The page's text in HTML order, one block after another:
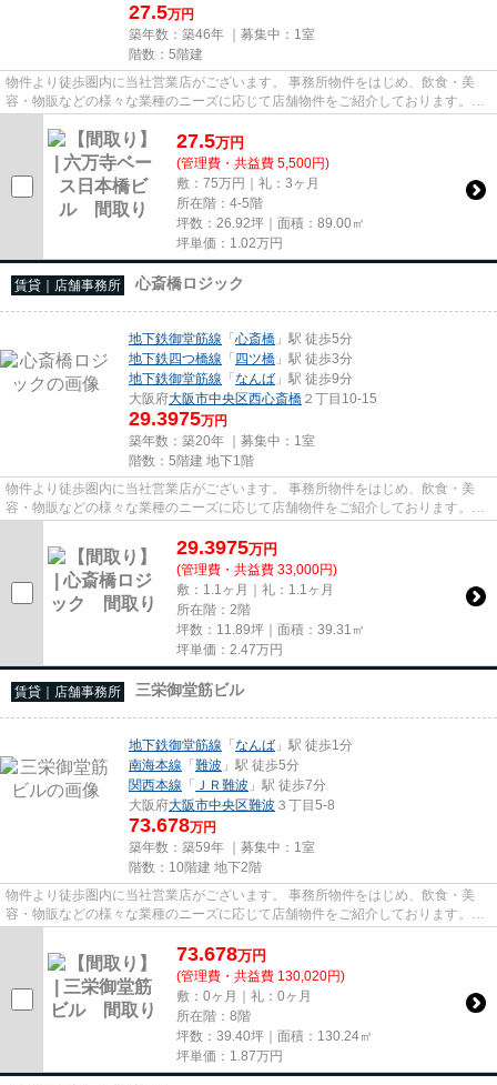
27.5万円
築年数：築46年 ｜募集中： 1室
階数：5階建
物件より徒歩圏内に当社営業店がございます。 事務所物件をはじめ、飲食・美
容・物販などの様々な業種のニーズに応じて店舗物件をご紹介しております。
尚、弊社ではおとり広告は一切...
27.5万円
(管理費・共益費 5,500円)
敷：75万円｜礼：3ヶ月
所在階：4-5階
坪数：26.92坪｜面積：89.00㎡
坪単価： 1.02万円
賃貸｜店舗事務所 心斎橋ロジック
地下鉄御堂筋線 「心斎橋 」駅 徒歩5分
地下鉄四つ橋線 「四ツ橋 」駅 徒歩3分
地下鉄御堂筋線 「なんば 」駅 徒歩9分
大阪府大阪市中央区西心斎橋 ２丁目10-15
29.3975万円
築年数：築20年 ｜募集中： 1室
階数：5階建 地下1階
物件より徒歩圏内に当社営業店がございます。 事務所物件をはじめ、飲食・美
容・物販などの様々な業種のニーズに応じて店舗物件をご紹介しております。
尚、弊社ではおとり広告は一切...
29.3975万円
(管理費・共益費 33,000円)
敷：1.1ヶ月｜礼：1.1ヶ月
所在階：2階
坪数：11.89坪｜面積：39.31㎡
坪単価： 2.47万円
賃貸｜店舗事務所 三栄御堂筋ビル
地下鉄御堂筋線 「なんば 」駅 徒歩1分
南海本線 「難波 」駅 徒歩5分
関西本線 「 ＪＲ難波 」駅 徒歩7分
大阪府大阪市中央区難波 ３丁目5-8
73.678万円
築年数：築59年 ｜募集中： 1室
階数：10階建 地下2階
物件より徒歩圏内に当社営業店がございます。 事務所物件をはじめ、飲食・美
容・物販などの様々な業種のニーズに応じて店舗物件をご紹介しております。
尚、弊社ではおとり広告は一切...
73.678万円
(管理費・共益費 130,020円)
敷：0ヶ月｜礼：0ヶ月
所在階：8階
坪数：39.40坪｜面積：130.24㎡
坪単価： 1.87万円